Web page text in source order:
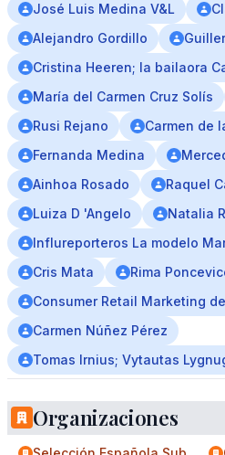
José Luis Medina V&L
Alejandro Gordillo
Cristina Heeren; la bailaora
María del Carmen Cruz Solís
Rusi Rejano
Carmen de
Fernanda Medina
Ainhoa Rosado
Raquel
Luiza D 'Angelo
Natalia
Influreporteros La modelo
Cris Mata
Rima
Consumer Retail Marketing
Carmen Núñez Pérez
Tomas Irnius; Vytautas
Organizaciones